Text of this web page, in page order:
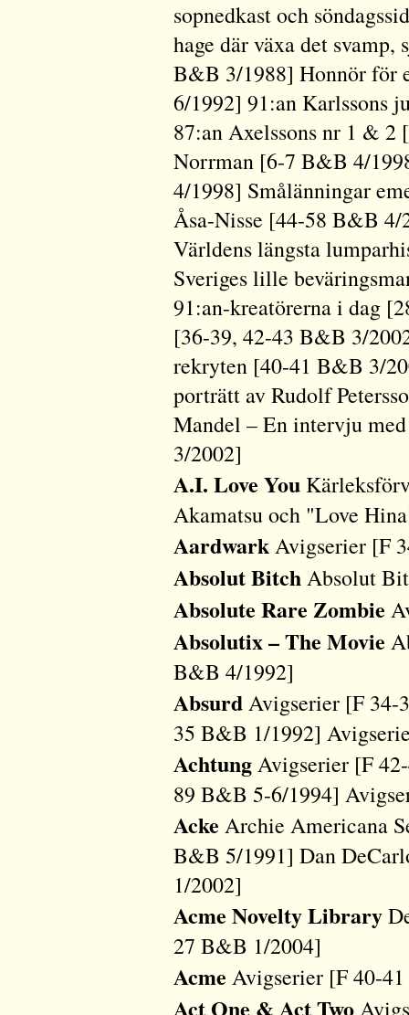
sopnedkast och
hage där växa det
B&B 3/1988] Honnör för
6/1992] 91:an Karlssons
87:an Axelssons nr 1 &
Norrman [6-7 B&B 4/
4/1998] Smålänningar
Åsa-Nisse [44-58 B&B
Världens längsta
Sveriges lille
91:an-kreatörerna i dag
[36-39, 42-43 B&B 3/
rekryten [40-41 B&B 3/
porträtt av Rudolf
Mandel – En intervju
3/2002]
A.I. Love You
Akamatsu och "Love
AardwarkAvigserier [F
Absolut BitchAbsolut
Absolute Rare Zombie
Absolutix – The Movie
B&B 4/1992]
AbsurdAvigserier [F 34-
35 B&B 1/1992]
AchtungAvigserier [F
89 B&B 5-6/1994]
Acke Archie Americana
B&B 5/1991] Dan
1/2002]
Acme Novelty Library
27 B&B 1/2004]
Acme Avigserier [F 40-
Act One & Act Two